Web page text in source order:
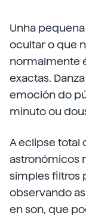
Unha
ocultar o que
normalmente
exactas.
emoción do
minuto ou
A eclipse total
astronómicos
simples filtros
observando
en son, que